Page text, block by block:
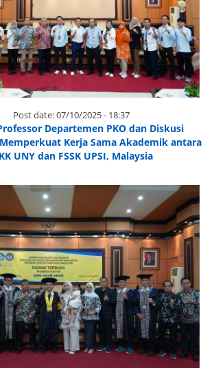
Post date:07/10/2025 - 18:37
Departemen PKO dan Diskusi
Kerja Sama Akademik antara
UNY dan FSSK UPSI, Malaysia